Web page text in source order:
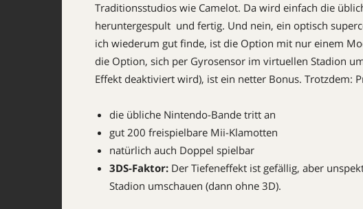
Traditionsstudios wie Camelot. Da wird einfach die
heruntergespult  und fertig. Und nein, ein optisch
ich wiederum gut finde, ist die Option mit nur einem
die Option, sich per Gyrosensor im virtuellen Stadion
Effekt deaktiviert wird), ist ein netter Bonus. Trotzdem:
die übliche Nintendo-Bande tritt an
gut 200 freispielbare Mii-Klamotten
natürlich auch Doppel spielbar
3DS-Faktor: Der Tiefeneffekt ist gefällig, aber
Stadion umschauen (dann ohne 3D).